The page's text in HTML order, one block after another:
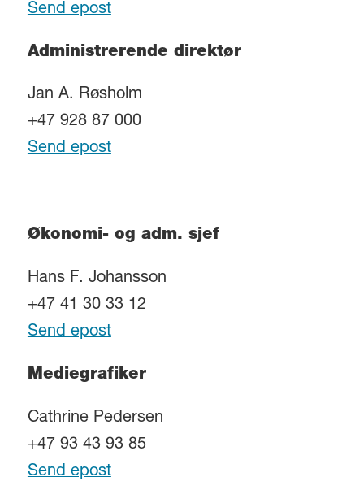
Send epost
Administrerende direktør
Jan A. Røsholm
+47 928 87 000
Send epost
Økonomi- og adm. sjef
Hans F. Johansson
+47 41 30 33 12
Send epost
Mediegrafiker
Cathrine Pedersen
+47 93 43 93 85
Send epost